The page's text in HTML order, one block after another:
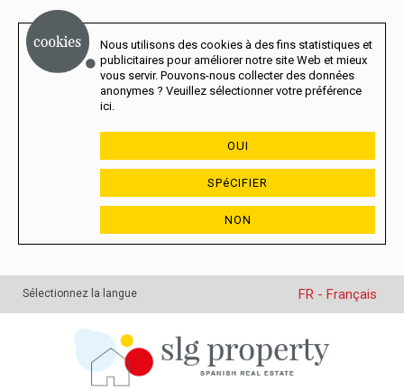
Nous utilisons des cookies à des fins statistiques et
publicitaires pour améliorer notre site Web et mieux
vous servir. Pouvons-nous collecter des données
anonymes ? Veuillez sélectionner votre préférence
ici.
OUI
SPéCIFIER
NON
Sélectionnez la langue FR - Français